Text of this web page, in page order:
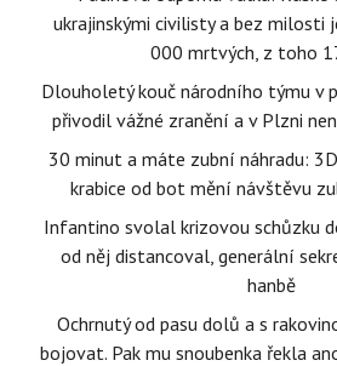
ukrajinskými civilisty a bez milosti
000 mrtvých, z toho
Dlouholetý kouč národního týmu v
přivodil vážné zranění a v Plzni
30 minut a máte zubní náhradu:
krabice od bot mění návštěvu
Infantino svolal krizovou schůzku
od něj distancoval, generální
hanbě
Ochrnutý od pasu dolů a s
bojovat. Pak mu snoubenka řekla